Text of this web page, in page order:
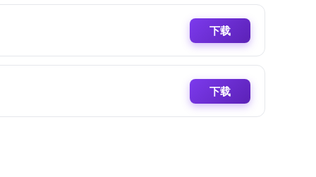
下载
下载